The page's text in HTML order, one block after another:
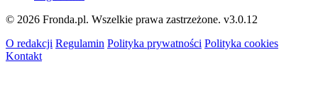
© 2026 Fronda.pl. Wszelkie prawa zastrzeżone. v3.0.12
O redakcji Regulamin Polityka prywatności Polityka cookies
Kontakt